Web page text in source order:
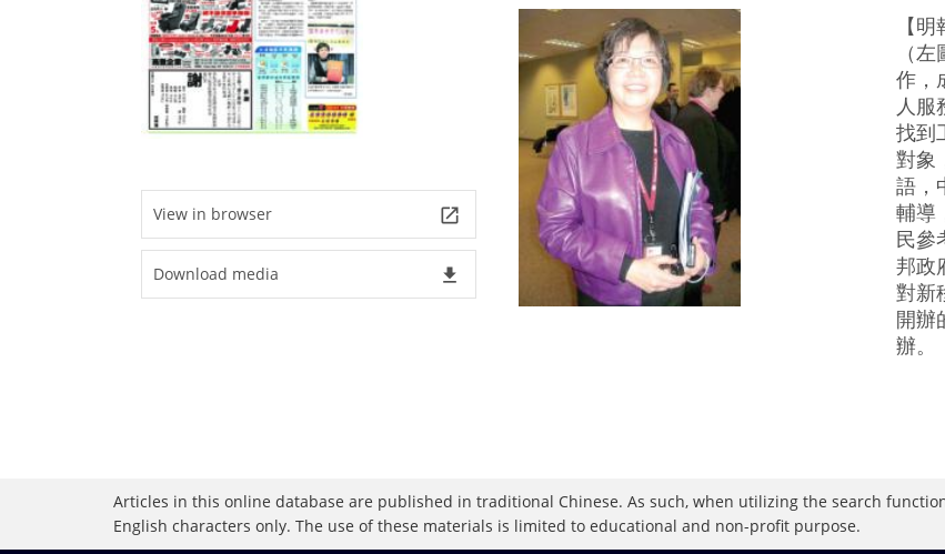
View in browser launch
Download media file_download
【
（
作，
人服
找到
對象
語，
輔導
民參
邦政
對新
開辦
辦。
Articles in this online database are published in traditional Chinese. As such, when utilizing the search
English characters only. The use of these materials is limited to educational and non-profit purpose.